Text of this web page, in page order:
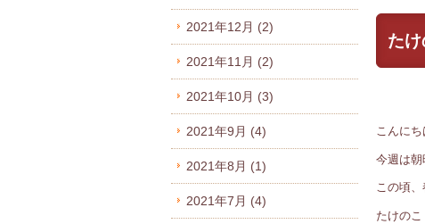
た
こんにち
今週は
この頃
たけの
2021年12月 (2)
2021年11月 (2)
2021年10月 (3)
2021年9月 (4)
2021年8月 (1)
2021年7月 (4)